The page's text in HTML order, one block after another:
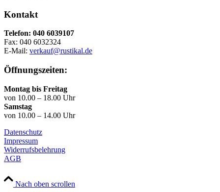
Kontakt
Telefon: 040 6039107
Fax: 040 6032324
E-Mail: verkauf@rustikal.de
Öffnungszeiten:
Montag bis Freitag
von 10.00 – 18.00 Uhr
Samstag
von 10.00 – 14.00 Uhr
Datenschutz
Impressum
Widerrufsbelehrung
AGB
Nach oben scrollen